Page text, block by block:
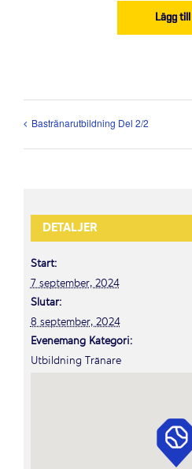
Lägg
Bastränarutbildning Del 2/2
DETALJER
Start:
7 september, 2024
Slutar:
8 september, 2024
Evenemang Kategori:
Utbildning Tränare